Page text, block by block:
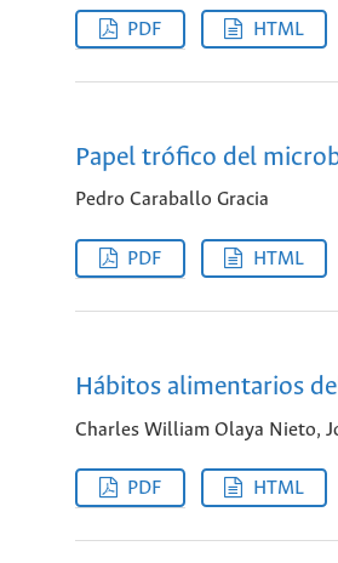
PDF HTML
Papel trófico del
Pedro Caraballo Gracia
PDF HTML
Hábitos alimentarios
Charles William Olaya Nieto,
PDF HTML